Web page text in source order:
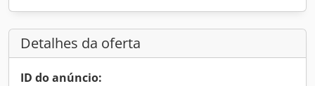
Detalhes da oferta
ID do anúncio: